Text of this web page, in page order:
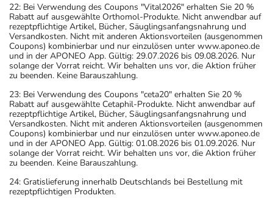
22: Bei Verwendung des Coupons "Vital2026" erhalten Sie 20 %
Rabatt auf ausgewählte Orthomol-Produkte. Nicht anwendbar auf
rezeptpflichtige Artikel, Bücher, Säuglingsanfangsnahrung und
Versandkosten. Nicht mit anderen Aktionsvorteilen (ausgenommen
Coupons) kombinierbar und nur einzulösen unter www.aponeo.de
und in der APONEO App. Gültig: 29.07.2026 bis 09.08.2026. Nur
solange der Vorrat reicht. Wir behalten uns vor, die Aktion früher
zu beenden. Keine Barauszahlung.
23: Bei Verwendung des Coupons "ceta20" erhalten Sie 20 %
Rabatt auf ausgewählte Cetaphil-Produkte. Nicht anwendbar auf
rezeptpflichtige Artikel, Bücher, Säuglingsanfangsnahrung und
Versandkosten. Nicht mit anderen Aktionsvorteilen (ausgenommen
Coupons) kombinierbar und nur einzulösen unter www.aponeo.de
und in der APONEO App. Gültig: 01.08.2026 bis 01.09.2026. Nur
solange der Vorrat reicht. Wir behalten uns vor, die Aktion früher
zu beenden. Keine Barauszahlung.
24: Gratislieferung innerhalb Deutschlands bei Bestellung mit
rezeptpflichtigen Produkten.